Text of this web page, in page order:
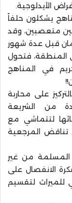
الأيدلوجية.
يشكلون حلفاً
متعصبين، وقد
قبل عدة شهور
المنطقة، فتحول
في المناهج
على محاربة
من الشريعة
لتتماشي مع
تناقض المرجعية
المسلمة من غير
الانفصال على
للميراث لتقسيم